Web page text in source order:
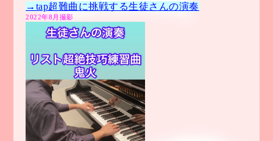
→tap超難曲に挑戦する生徒さんの演奏
2022年8月撮影